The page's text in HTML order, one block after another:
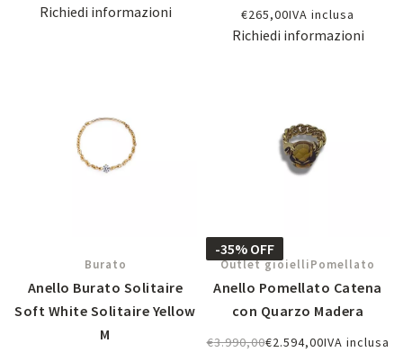
Richiedi informazioni €265,00IVA inclusa
Richiedi informazioni
Burato
Anello Burato Solitaire
Soft White Solitaire Yellow
M
-35% OFF
Outlet gioielliPomellato
Anello Pomellato Catena
con Quarzo Madera
€3.990,00€2.594,00IVA inclusa